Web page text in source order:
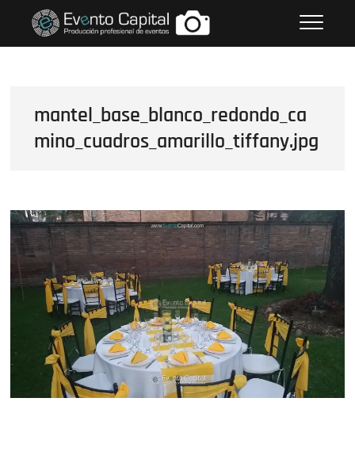
contenido
FOTOS GRUPO EMPRESARIAL
mantel_base_blanco_redondo_ca
mino_cuadros_amarillo_tiffany.jpg